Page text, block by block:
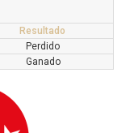
Resultado
Perdido
Ganado